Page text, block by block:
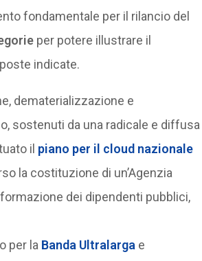
fondamentale per il rilancio del
per potere illustrare il
indicate.
dematerializzazione e
sostenuti da una radicale e diffusa
il piano per il cloud nazionale
la costituzione di un’Agenzia
dei dipendenti pubblici,
per la Banda Ultralarga e